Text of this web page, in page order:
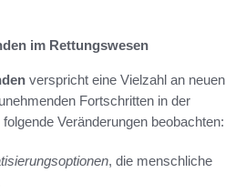
im Rettungswesen
verspricht eine Vielzahl an neuen
Fortschritten in der
Veränderungen beobachten:
, die menschliche